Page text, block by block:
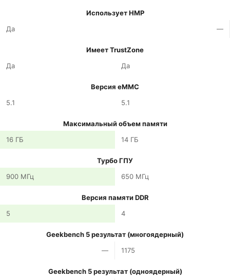
Использует HMP
Да
—
Имеет TrustZone
Да
Да
Версия eMMC
5.1
5.1
Максимальный объем памяти
16 ГБ
14 ГБ
Турбо ГПУ
900 МГц
650 МГц
Версия памяти DDR
5
4
Geekbench 5 результат (многоядерный)
—
1175
Geekbench 5 результат (одноядерный)